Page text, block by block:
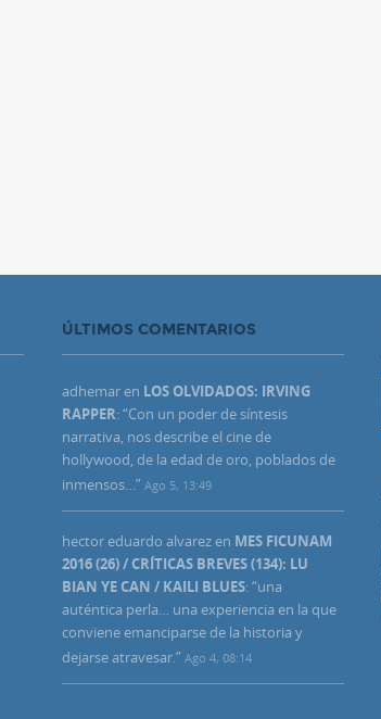
ÚLTIMOS COMENTARIOS
adhemaren LOS OLVIDADOS: IRVING
RAPPER: “Con un poder de síntesis
narrativa, nos describe el cine de
hollywood, de la edad de oro, poblados de
inmensos…” Ago 5, 13:49
hector eduardo alvarezen MES FICUNAM
2016 (26) / CRÍTICAS BREVES (134): LU
BIAN YE CAN / KAILI BLUES: “una
auténtica perla… una experiencia en la que
conviene emanciparse de la historia y
dejarse atravesar.” Ago 4, 08:14